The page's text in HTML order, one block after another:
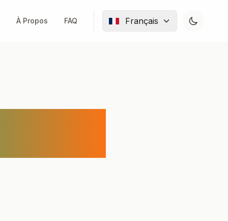
À Propos FAQ Français